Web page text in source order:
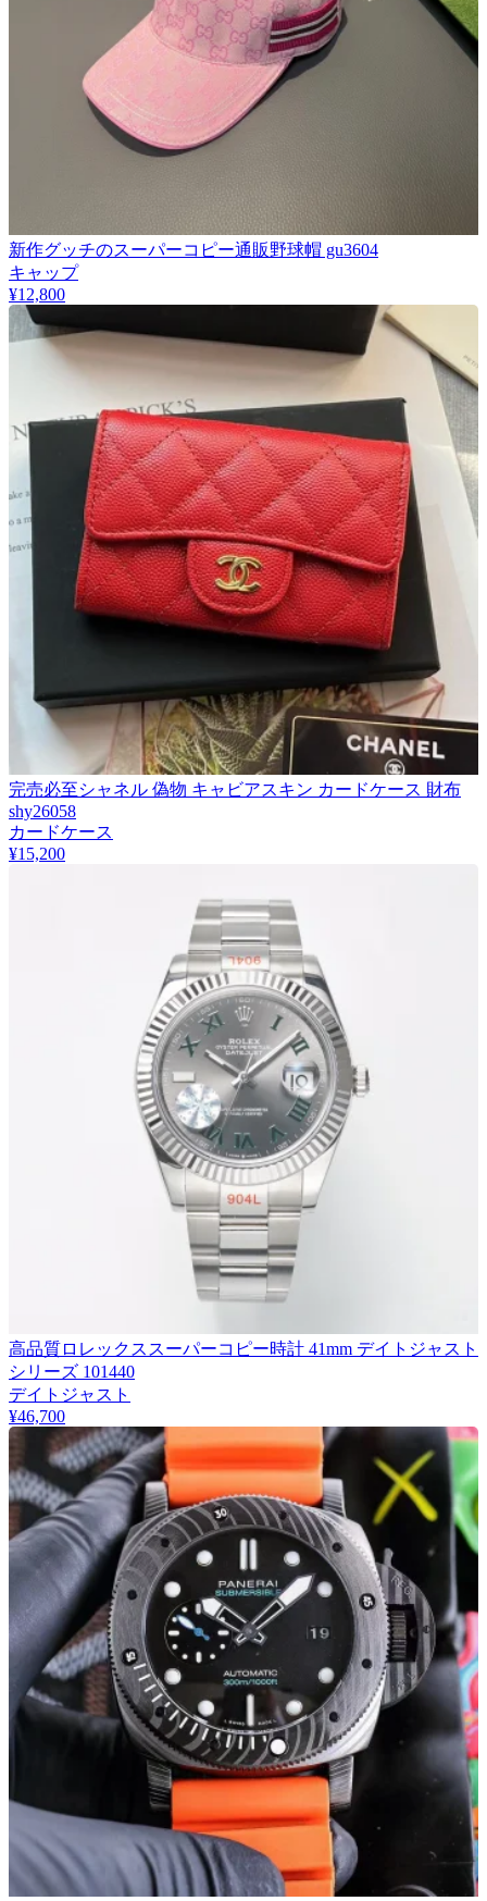
新作グッチのスーパーコピー通販野球帽 gu3604
キャップ
¥12,800
完売必至シャネル 偽物 キャビアスキン カードケース 財布
shy26058
カードケース
¥15,200
高品質ロレックススーパーコピー時計 41mm デイトジャスト
シリーズ 101440
デイトジャスト
¥46,700